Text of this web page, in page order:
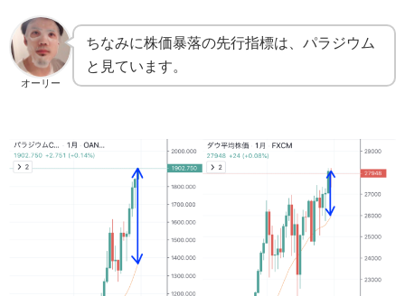
オーリー
ちなみに株価暴落の先行指標は、パラジウム
と見ています。